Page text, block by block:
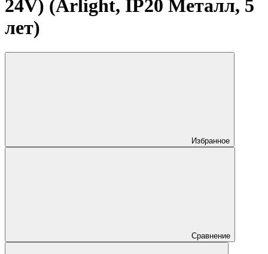
24V) (Arlight, IP20 Металл, 5
лет)
Избранное
Сравнение